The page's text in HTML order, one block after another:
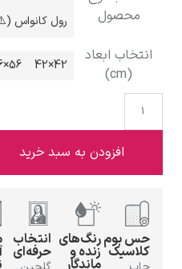
ادگار دگا
رول کانواس (⚠️ فقط چاپ)
56×56
75×75
100×100
به سبد خرید
انتخاب
حرفه‌ای
مقاوم و
آمادهٔ
نصب
سه شیوهٔ
ساخت